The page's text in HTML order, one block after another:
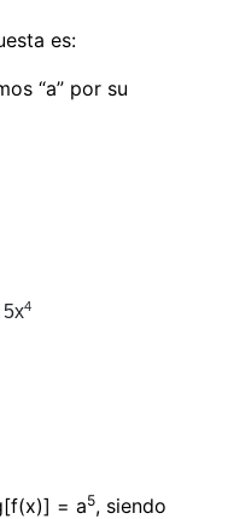
es:
“a” por su
5x4
= a5, siendo